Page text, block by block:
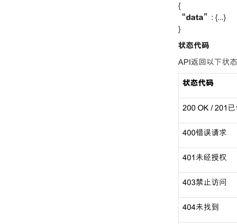
{
“data” : {...}
}
状态代码
API返回以下状态
状态代码
200 OK / 201
400错误请求
401未经授权
403禁止访问
404未找到